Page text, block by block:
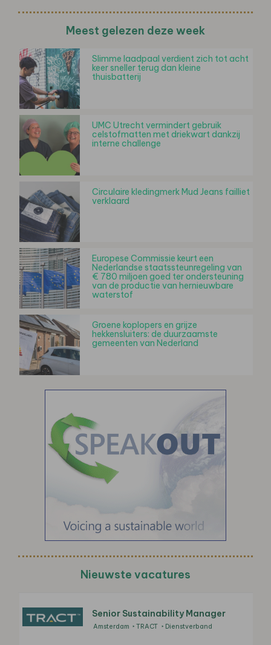
Meest gelezen deze week
Slimme laadpaal verdient zich tot acht
keer sneller terug dan kleine
thuisbatterij
UMC Utrecht vermindert gebruik
celstofmatten met driekwart dankzij
interne challenge
Circulaire kledingmerk Mud Jeans failliet
verklaard
Europese Commissie keurt een
Nederlandse staatssteunregeling van
€ 780 miljoen goed ter ondersteuning
van de productie van hernieuwbare
waterstof
Groene koplopers en grijze
hekkensluiters: de duurzaamste
gemeenten van Nederland
Nieuwste vacatures
Senior Sustainability Manager
Amsterdam TRACT Dienstverband